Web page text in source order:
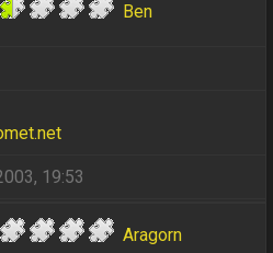
Ben
19:53
Aragorn